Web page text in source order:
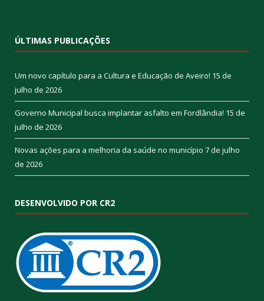
ÚLTIMAS PUBLICAÇÕES
Um novo capítulo para a Cultura e Educação de Aveiro! 15 de
julho de 2026
Governo Municipal busca implantar asfalto em Fordlândia! 15 de
julho de 2026
Novas ações para a melhoria da saúde no município 7 de julho
de 2026
DESENVOLVIDO POR CR2